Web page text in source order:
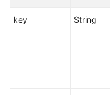
key String